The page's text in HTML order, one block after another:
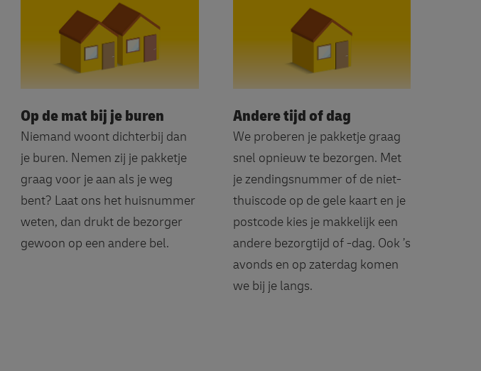
Op de mat bij je buren
Niemand woont dichterbij dan
je buren. Nemen zij je pakketje
graag voor je aan als je weg
bent? Laat ons het huisnummer
weten, dan drukt de bezorger
gewoon op een andere bel.
Andere tijd of dag
We proberen je pakketje graag
snel opnieuw te bezorgen. Met
je zendingsnummer of de niet-
thuiscode op de gele kaart en je
postcode kies je makkelijk een
andere bezorgtijd of -dag. Ook ’s
avonds en op zaterdag komen
we bij je langs.